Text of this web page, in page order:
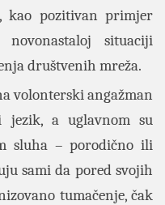
kao pozitivan primjer
situaciji
društvenih mreža.
volonterski angažman
a uglavnom su
sluha – porodično ili
sami da pored svojih
tumačenje, čak